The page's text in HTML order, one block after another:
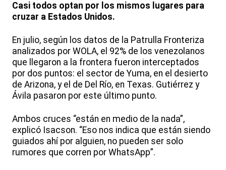
Casi todos optan por los mismos lugares para
cruzar a Estados Unidos.
En julio, según los datos de la Patrulla Fronteriza
analizados por WOLA, el 92% de los venezolanos
que llegaron a la frontera fueron interceptados
por dos puntos: el sector de Yuma, en el desierto
de Arizona, y el de Del Río, en Texas. Gutiérrez y
Ávila pasaron por este último punto.
Ambos cruces “están en medio de la nada”,
explicó Isacson. “Eso nos indica que están siendo
guiados ahí por alguien, no pueden ser solo
rumores que corren por WhatsApp”.